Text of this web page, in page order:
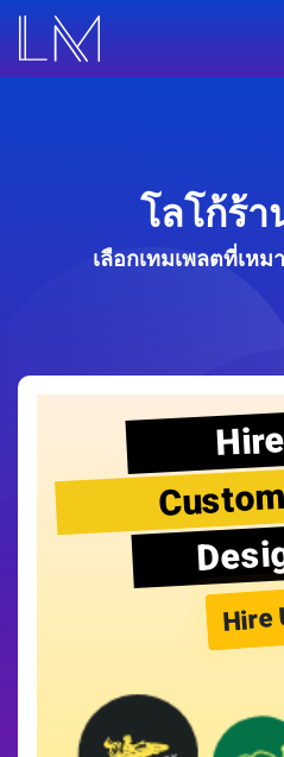
โลโก้ร้
เลือกเทมเพลตที่เห
Hire